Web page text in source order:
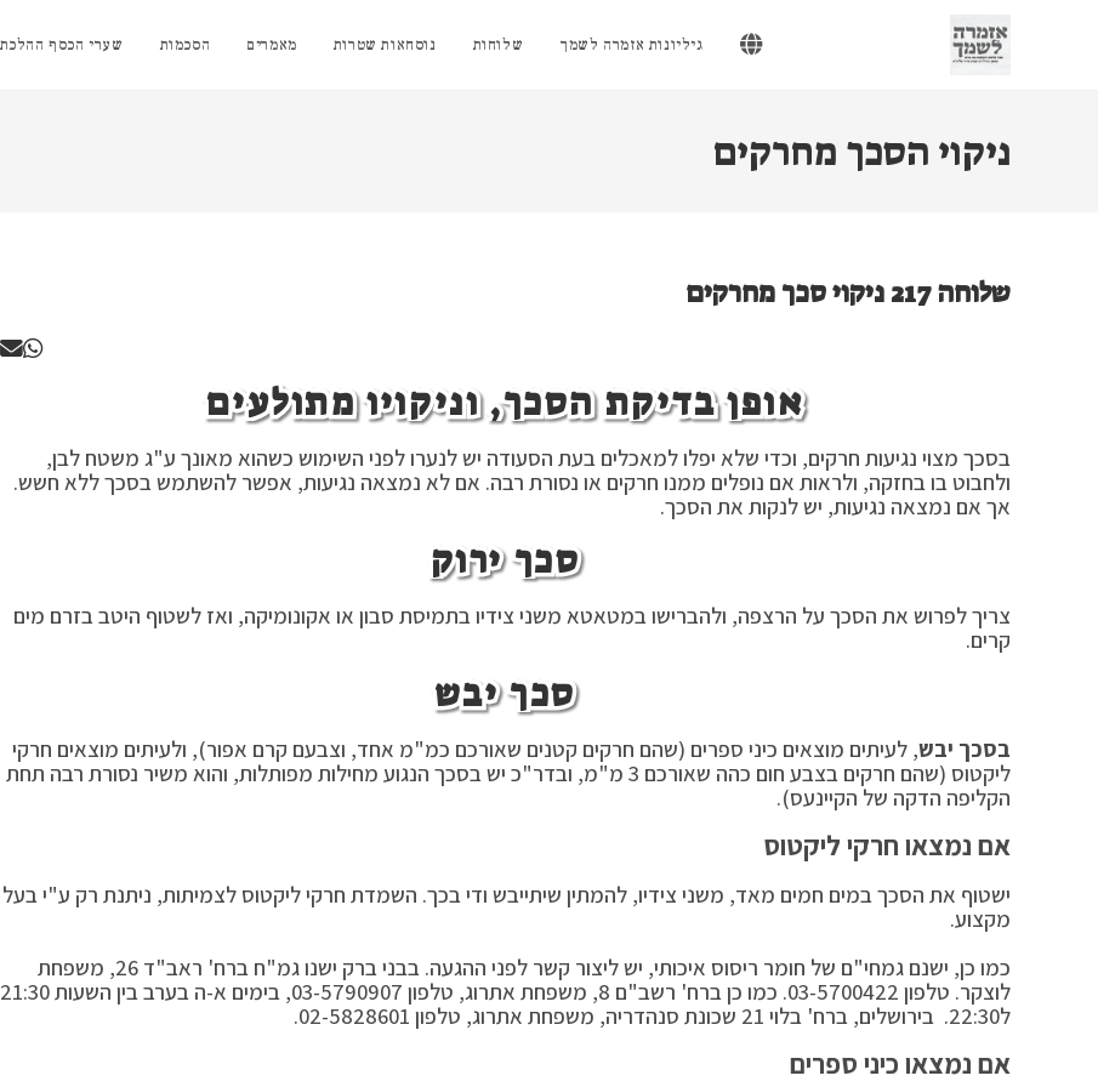
גיליונות אזמרה לשמך שלוחות נוסחאות שטרות מאמרים הסכמות שערי הכסף
ניקוי הסכך מחרקים
שלוחה 217 ניקוי סכך מחרקים
אופן בדיקת הסכך, וניקויו מתולעים
בסכך מצוי נגיעות חרקים, וכדי שלא יפלו למאכלים בעת הסעודה יש לנערו לפני השימוש כשהוא מאונך ע"ג משטח לבן,
ולחבוט בו בחזקה, ולראות אם נופלים ממנו חרקים או נסורת רבה. אם לא נמצאה נגיעות, אפשר להשתמש בסכך ללא חשש.
אך אם נמצאה נגיעות, יש לנקות את הסכך.
סכך ירוק
צריך לפרוש את הסכך על הרצפה, ולהברישו במטאטא משני צידיו בתמיסת סבון או אקונומיקה, ואז לשטוף היטב בזרם מים
קרים.
סכך יבש
בסכך יבש, לעיתים מוצאים כיני ספרים (שהם חרקים קטנים שאורכם כמ"מ אחד, וצבעם קרם אפור), ולעיתים מוצאים חרקי
ליקטוס (שהם חרקים בצבע חום כהה שאורכם 3 מ"מ, ובדר"כ יש בסכך הנגוע מחילות מפותלות, והוא משיר נסורת רבה תחת
הקליפה הדקה של הקיינעס).
אם נמצאו חרקי ליקטוס
ישטוף את הסכך במים חמים מאד, משני צידיו, להמתין שיתייבש ודי בכך. השמדת חרקי ליקטוס לצמיתות, ניתנת רק ע"י בעל
מקצוע.
כמו כן, ישנם גמחי"ם של חומר ריסוס איכותי, יש ליצור קשר לפני ההגעה. בבני ברק ישנו גמ"ח ברח' ראב"ד 26, משפחת
לוצקר. טלפון 03-5700422. כמו כן ברח' רשב"ם 8, משפחת אתרוג, טלפון 03-5790907, בימים א-ה בערב בין השעות 21:30
ל22:30. בירושלים, ברח' בלוי 21 שכונת סנהדריה, משפחת אתרוג, טלפון 02-5828601.
אם נמצאו כיני ספרים